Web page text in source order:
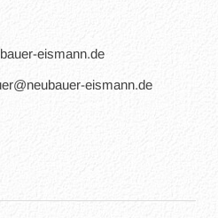
eismann.de
eismann.de